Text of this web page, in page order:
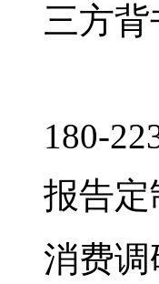
三方
180-
报告定
消费